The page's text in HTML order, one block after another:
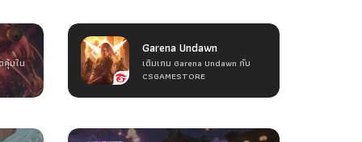
คุ้มใน
Garena Undawn
เติมเกม Garena Undawn กับ
CSGAMESTORE